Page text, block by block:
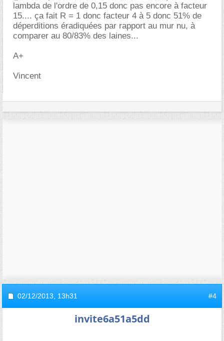
lambda de l'ordre de 0,15 donc pas encore à facteur
15.... ça fait R = 1 donc facteur 4 à 5 donc 51% de
déperditions éradiquées par rapport au mur nu, à
comparer au 80/83% des laines...
A+
Vincent
02/12/2013, 13h31 #4
invite6a51a5dd